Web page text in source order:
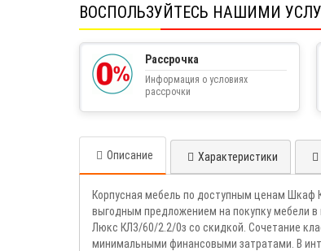
ВОСПОЛЬЗУЙТЕСЬ НАШИМИ
Рассрочка
Информация о условиях
рассрочки
Описание Характеристики
Корпусная мебель по доступным ценам Шкаф
выгодным предложением на покупку мебели
Люкс КЛ3/60/2.2/0з со скидкой. Сочетание
минимальными финансовыми затратами. В